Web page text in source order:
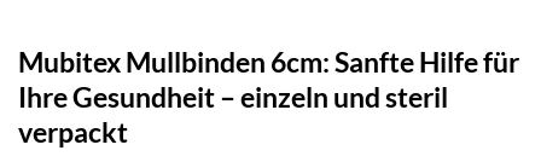
Mubitex Mullbinden 6cm: Sanfte Hilfe für
Ihre Gesundheit – einzeln und steril
verpackt